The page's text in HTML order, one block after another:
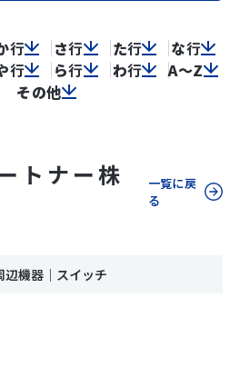
行 さ行 た行 な行
行 ら行 わ行
A～Z
その他
トナー株
一覧に戻
る
辺機器｜スイッチ